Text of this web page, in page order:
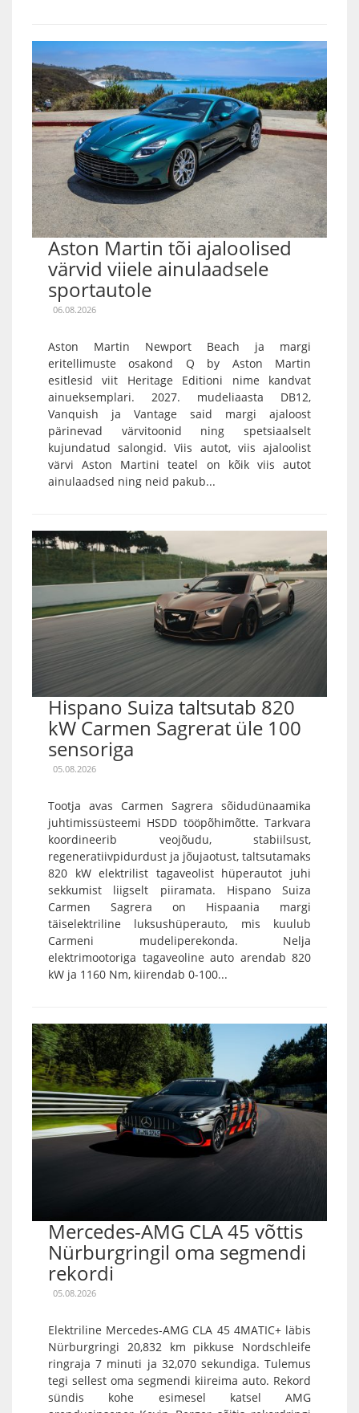
Aston Martin tõi ajaloolised
värvid viiele ainulaadsele
sportautole
06.08.2026
Aston Martin Newport Beach ja margi
eritellimuste osakond Q by Aston Martin
esitlesid viit Heritage Editioni nime kandvat
ainueksemplari. 2027. mudeliaasta DB12,
Vanquish ja Vantage said margi ajaloost
pärinevad värvitoonid ning spetsiaalselt
kujundatud salongid. Viis autot, viis ajaloolist
värvi Aston Martini teatel on kõik viis autot
ainulaadsed ning neid pakub...
Hispano Suiza taltsutab 820
kW Carmen Sagrerat üle 100
sensoriga
05.08.2026
Tootja avas Carmen Sagrera sõidudünaamika
juhtimissüsteemi HSDD tööpõhimõtte. Tarkvara
koordineerib veojõudu, stabiilsust,
regeneratiivpidurdust ja jõujaotust, taltsutamaks
820 kW elektrilist tagaveolist hüperautot juhi
sekkumist liigselt piiramata. Hispano Suiza
Carmen Sagrera on Hispaania margi
täiselektriline luksushüperauto, mis kuulub
Carmeni mudeliperekonda. Nelja
elektrimootoriga tagaveoline auto arendab 820
kW ja 1160 Nm, kiirendab 0-100...
Mercedes-AMG CLA 45 võttis
Nürburgringil oma segmendi
rekordi
05.08.2026
Elektriline Mercedes-AMG CLA 45 4MATIC+ läbis
Nürburgringi 20,832 km pikkuse Nordschleife
ringraja 7 minuti ja 32,070 sekundiga. Tulemus
tegi sellest oma segmendi kiireima auto. Rekord
sündis kohe esimesel katsel AMG